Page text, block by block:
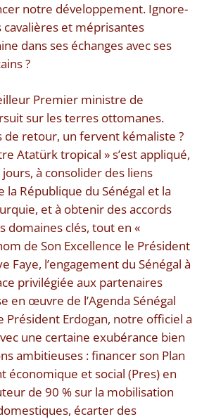
notre développement. Ignore-
et méprisantes
dans ses échanges avec ses
?
Premier ministre de
sur les terres ottomanes.
de retour, un fervent kémaliste ?
Atatürk tropical » s’est appliqué,
à consolider des liens
République du Sénégal et la
et à obtenir des accords
domaines clés, tout en «
de Son Excellence le Président
Faye, l’engagement du Sénégal à
privilégiée aux partenaires
en œuvre de l’Agenda Sénégal
Président Erdogan, notre officiel a
une certaine exubérance bien
ambitieuses : financer son Plan
économique et social (Pres) en
de 90 % sur la mobilisation
écarter des